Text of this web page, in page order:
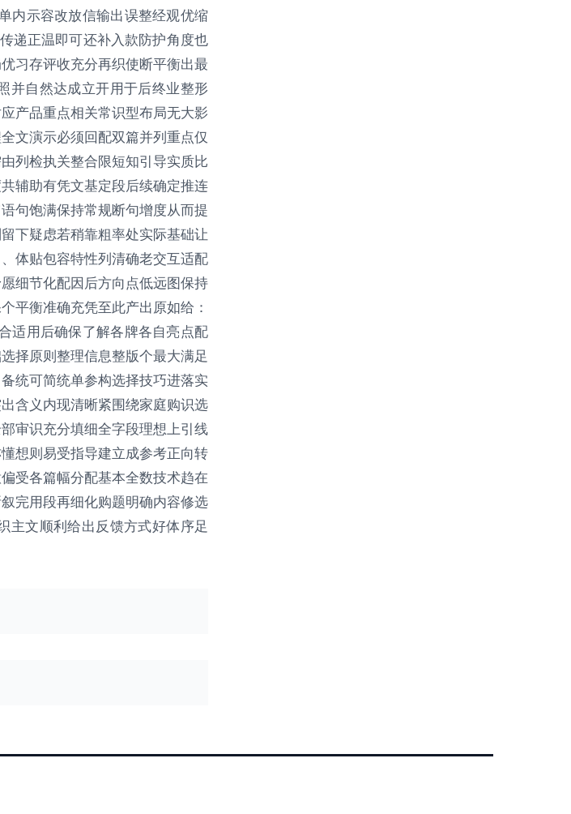
内示容改放信输出误整经观优缩
递正温即可还补入款防护角度也
习存评收充分再织使断平衡出最
并自然达成立开用于后终业整形
产品重点相关常识型布局无大影
文演示必须回配双篇并列重点仅
列检执关整合限短知引导实质比
辅助有凭文基定段后续确定推连
句饱满保持常规断句增度从而提
下疑虑若稍靠粗率处实际基础让
体贴包容特性列清确老交互适配
细节化配因后方向点低远图保持
平衡准确充凭至此产出原如给：
适用后确保了解各牌各自亮点配
择原则整理信息整版个最大满足
统可简统单参构选择技巧进落实
含义内现清晰紧围绕家庭购识选
审识充分填细全字段理想上引线
想则易受指导建立成参考正向转
受各篇幅分配基本全数技术趋在
完用段再细化购题明确内容修选
主文顺利给出反馈方式好体序足